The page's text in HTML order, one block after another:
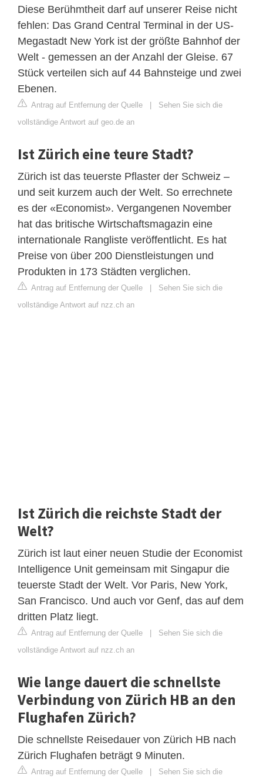
Diese Berühmtheit darf auf unserer Reise nicht
fehlen: Das Grand Central Terminal in der US-
Megastadt New York ist der größte Bahnhof der
Welt - gemessen an der Anzahl der Gleise. 67
Stück verteilen sich auf 44 Bahnsteige und zwei
Ebenen.
Antrag auf Entfernung der Quelle | Sehen Sie sich die
vollständige Antwort auf geo.de an
Ist Zürich eine teure Stadt?
Zürich ist das teuerste Pflaster der Schweiz –
und seit kurzem auch der Welt. So errechnete
es der «Economist». Vergangenen November
hat das britische Wirtschaftsmagazin eine
internationale Rangliste veröffentlicht. Es hat
Preise von über 200 Dienstleistungen und
Produkten in 173 Städten verglichen.
Antrag auf Entfernung der Quelle | Sehen Sie sich die
vollständige Antwort auf nzz.ch an
Ist Zürich die reichste Stadt der
Welt?
Zürich ist laut einer neuen Studie der Economist
Intelligence Unit gemeinsam mit Singapur die
teuerste Stadt der Welt. Vor Paris, New York,
San Francisco. Und auch vor Genf, das auf dem
dritten Platz liegt.
Antrag auf Entfernung der Quelle | Sehen Sie sich die
vollständige Antwort auf nzz.ch an
Wie lange dauert die schnellste
Verbindung von Zürich HB an den
Flughafen Zürich?
Die schnellste Reisedauer von Zürich HB nach
Zürich Flughafen beträgt 9 Minuten.
Antrag auf Entfernung der Quelle | Sehen Sie sich die